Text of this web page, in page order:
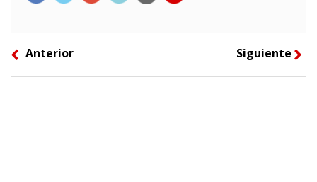
left Anterior Siguiente right